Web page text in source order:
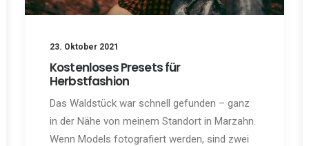
23. Oktober 2021
Kostenloses Presets für
Herbstfashion
Das Waldstück war schnell gefunden – ganz
in der Nähe von meinem Standort in Marzahn.
Wenn Models fotografiert werden, sind zwei